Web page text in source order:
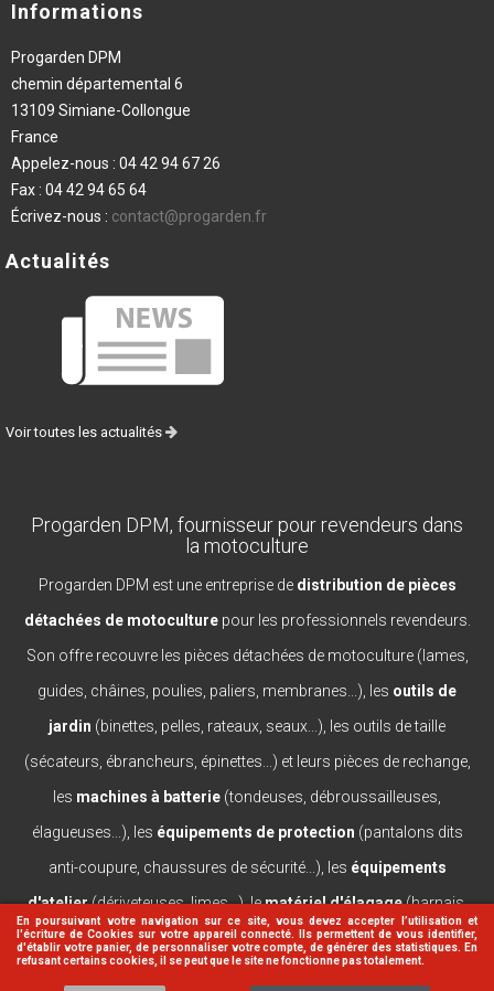
En poursuivant votre navigation sur ce site, vous devez accepter l’utilisation et
l'écriture de Cookies sur votre appareil connecté. Ils permettent de vous identifier,
d'établir votre panier, de personnaliser votre compte, de générer des statistiques. En
refusant certains cookies, il se peut que le site ne fonctionne pas totalement.
Informations
Progarden DPM
chemin départemental 6
13109 Simiane-Collongue
France
Appelez-nous : 04 42 94 67 26
Fax : 04 42 94 65 64
Écrivez-nous : contact@progarden.fr
Actualités
Voir toutes les actualités
Progarden DPM, fournisseur pour revendeurs dans
la motoculture
Progarden DPM est une entreprise de distribution de pièces
détachées de motoculturepour les professionnels revendeurs.
Son offre recouvre les pièces détachées de motoculture (lames,
guides, châines, poulies, paliers, membranes...), les outils de
jardin (binettes, pelles, rateaux, seaux...), les outils de taille
(sécateurs, ébrancheurs, épinettes...) et leurs pièces de rechange,
les machines à batterie (tondeuses, débroussailleuses,
élagueuses...), les équipements de protection (pantalons dits
anti-coupure, chaussures de sécurité...), les équipements
d'atelier(dériveteuses, limes...), lematériel d'élagage(harnais,
casques, lanceurs...).